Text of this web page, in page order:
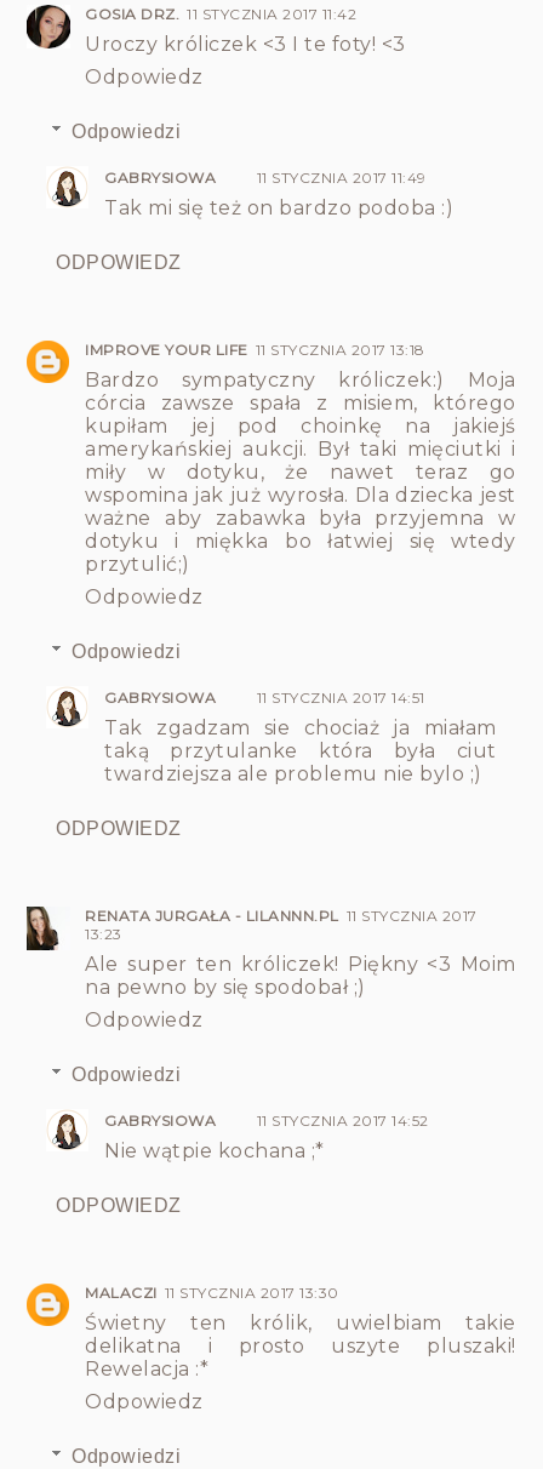
GOSIA DRZ. 11 STYCZNIA 2017 11:42
Uroczy króliczek <3 I te foty! <3
Odpowiedz
Odpowiedzi
GABRYSIOWA 11 STYCZNIA 2017 11:49
Tak mi się też on bardzo podoba :)
ODPOWIEDZ
IMPROVE YOUR LIFE 11 STYCZNIA 2017 13:18
Bardzo sympatyczny króliczek:) Moja
córcia zawsze spała z misiem, którego
kupiłam jej pod choinkę na jakiejś
amerykańskiej aukcji. Był taki mięciutki i
miły w dotyku, że nawet teraz go
wspomina jak już wyrosła. Dla dziecka jest
ważne aby zabawka była przyjemna w
dotyku i miękka bo łatwiej się wtedy
przytulić;)
Odpowiedz
Odpowiedzi
GABRYSIOWA 11 STYCZNIA 2017 14:51
Tak zgadzam sie chociaż ja miałam
taką przytulanke która była ciut
twardziejsza ale problemu nie bylo ;)
ODPOWIEDZ
RENATA JURGAŁA - LILANNN.PL 11 STYCZNIA 2017
13:23
Ale super ten króliczek! Piękny <3 Moim
na pewno by się spodobał ;)
Odpowiedz
Odpowiedzi
GABRYSIOWA 11 STYCZNIA 2017 14:52
Nie wątpie kochana ;*
ODPOWIEDZ
MALACZI 11 STYCZNIA 2017 13:30
Świetny ten królik, uwielbiam takie
delikatna i prosto uszyte pluszaki!
Rewelacja :*
Odpowiedz
Odpowiedzi